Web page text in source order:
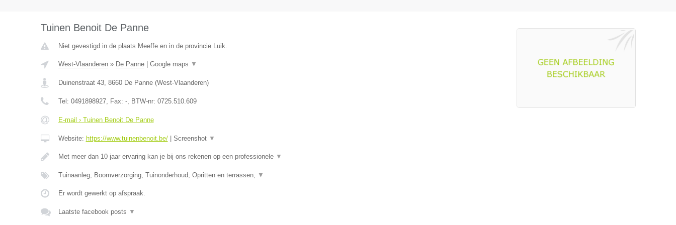
Tuinen Benoit De Panne
Niet gevestigd in de plaats Meeffe en in de provincie Luik.
West-Vlaanderen» De Panne| Google maps ▼
Duinenstraat 43, 8660 De Panne(West-Vlaanderen)
Tel: 0491898927, Fax: -, BTW-nr: 0725.510.609
E-mail › Tuinen Benoit De Panne
Website: https://www.tuinenbenoit.be/| Screenshot ▼
Met meer dan 10 jaar ervaring kan je bij ons rekenen op een professionele ▼
Tuinaanleg, Boomverzorging, Tuinonderhoud, Opritten en terrassen, ▼
Er wordt gewerkt op afspraak.
Laatste facebook posts ▼